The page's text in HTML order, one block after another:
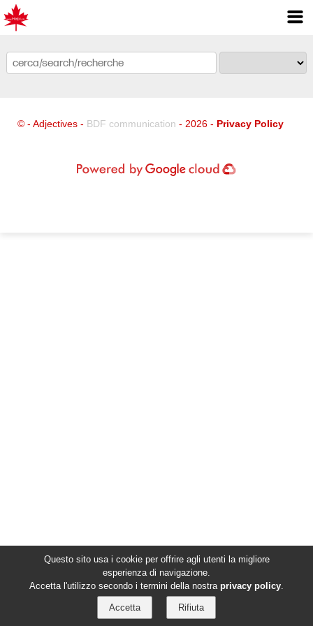
© - Adjectives - BDF communication - 2026 - Privacy Policy
Questo sito usa i cookie per offrire agli utenti la migliore
esperienza di navigazione.
Accetta l'utilizzo secondo i termini della nostra privacy policy.